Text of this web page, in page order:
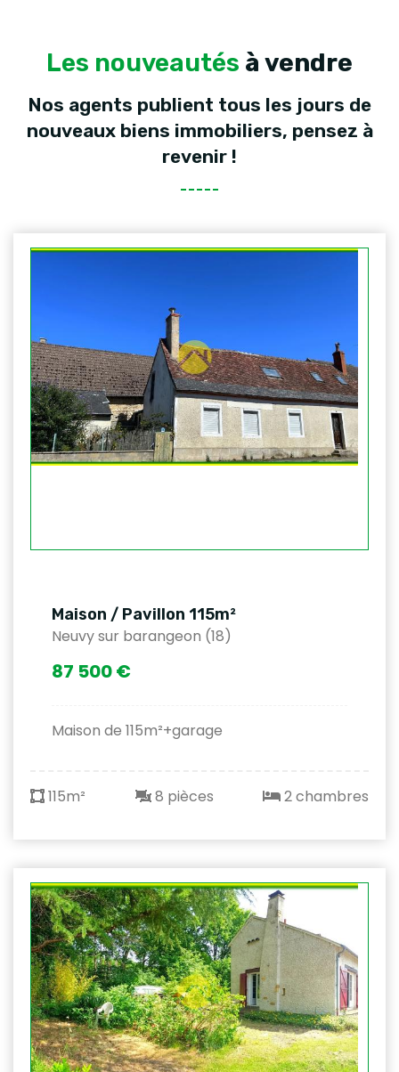
Les nouveautés à vendre
Nos agents publient tous les jours de
nouveaux biens immobiliers, pensez à
revenir !
Maison / Pavillon 115m²
Neuvy sur barangeon (18)
87 500 €
Maison de 115m²+garage
115m² 8 pièces 2 chambres